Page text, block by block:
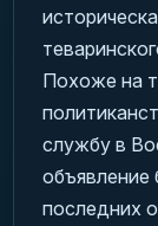
Похоже на
службу в
объявление
последних